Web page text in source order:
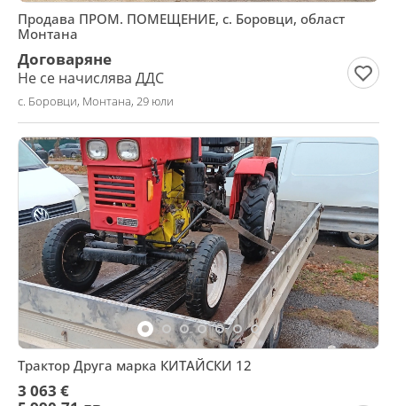
Продава ПРОМ. ПОМЕЩЕНИЕ, с. Боровци, област
Монтана
Договаряне
Не се начислява ДДС
с. Боровци, Монтана, 29 юли
Трактор Друга марка КИТАЙСКИ 12
3 063 €